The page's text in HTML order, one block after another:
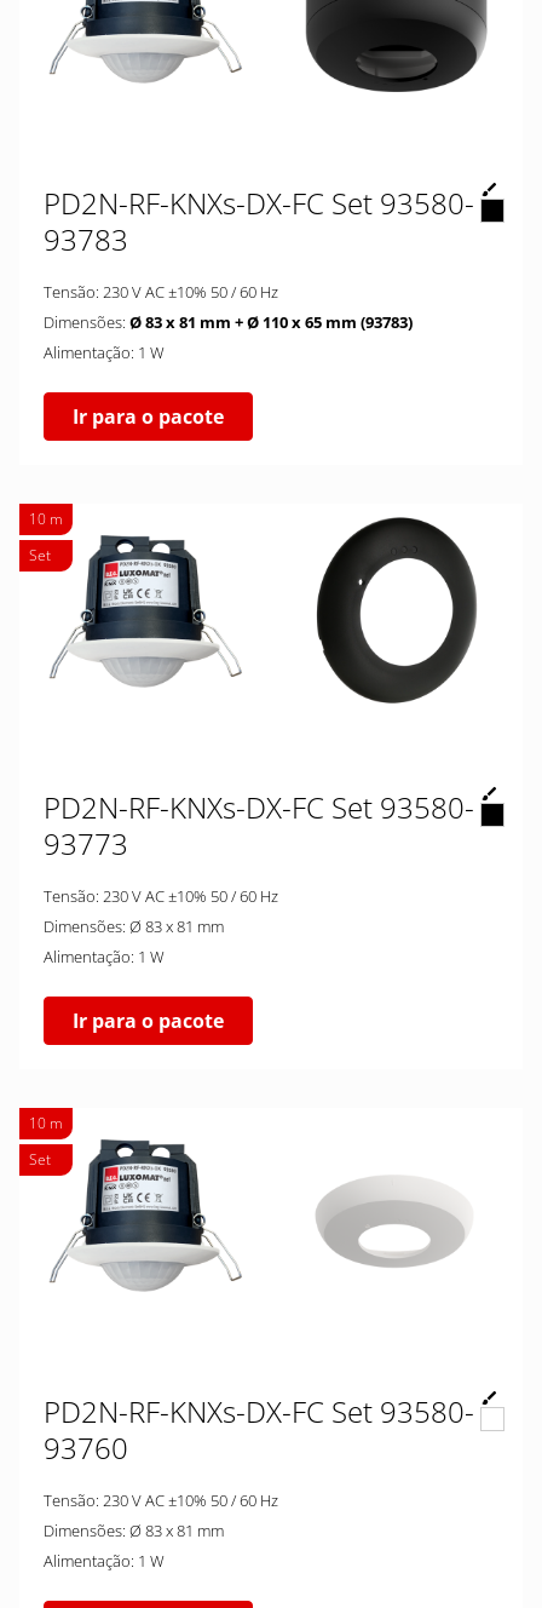
PD2N-RF-KNXs-DX-FC Set 93580-
93783
Tensão: 230 V AC ±10% 50 / 60 Hz
Dimensões: Ø 83 x 81 mm + Ø 110 x 65 mm (93783)
Alimentação: 1 W
Ir para o pacote
10 m
Set
PD2N-RF-KNXs-DX-FC Set 93580-
93773
Tensão: 230 V AC ±10% 50 / 60 Hz
Dimensões: Ø 83 x 81 mm
Alimentação: 1 W
Ir para o pacote
10 m
Set
PD2N-RF-KNXs-DX-FC Set 93580-
93760
Tensão: 230 V AC ±10% 50 / 60 Hz
Dimensões: Ø 83 x 81 mm
Alimentação: 1 W